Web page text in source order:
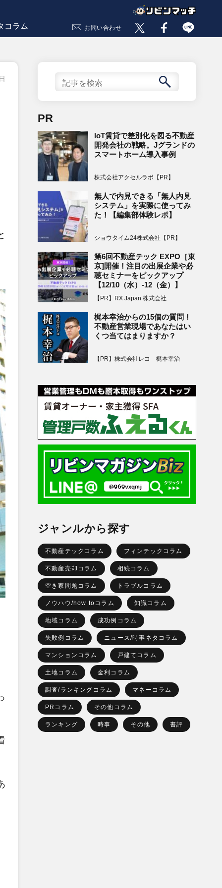
コラム お問い合わせ
PR
IoT賃貸で差別化を図る不動産
開発会社の戦略。Jグランドの
スマートホーム導入事例
株式会社アクセルラボ【PR】
無人で内見できる「無人内見
システム」を実際に使ってみ
た！【編集部体験レポ】
ショウタイム24株式会社【PR】
第6回不動産テック EXPO［東
京]開催！注目の出展企業や必
聴セミナーをピックアップ
【12/10（水）-12（金）】
【PR】RX Japan 株式会社
梶本幸治からの15個の質問！
不動産営業現場であなたはい
くつ当てはまりますか？
【PR】株式会社レコ 梶本幸治
ジャンルから探す
不動産テックコラム フィンテックコラム
不動産売却コラム 相続コラム
空き家問題コラム トラブルコラム
ノウハウ/how toコラム 知識コラム
地域コラム 成功例コラム
失敗例コラム ニュース/時事ネタコラム
マンションコラム 戸建てコラム
土地コラム 金利コラム
調査/ランキングコラム マネーコラム
PRコラム その他コラム
ランキング 時事 その他 書評